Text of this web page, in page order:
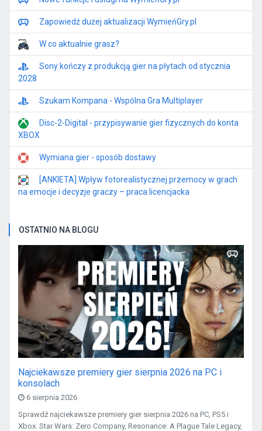
Zapowiedź dużej aktualizacji WymieńGry.pl
W co aktualnie grasz?
Sony kończy z produkcją gier na płytach od stycznia
2028
Szukam Kompana - Wspólna Gra Multiplayer
Disc-2-Digital - przypisywanie gier fizycznych do konta
XBOX
Wymiana gier - sposób dostawy
[ANKIETA] Wpływ fotorealistycznej przemocy w grach
na emocje i decyzje graczy – praca licencjacka
OSTATNIO NA BLOGU
Najciekawsze premiery gier sierpnia 2026 na PC i
konsolach
6 sierpnia 2026
Sprawdź najciekawsze premiery gier sierpnia 2026 na PC, PS5 i
Xbox. Star Wars: Zero Company, Resonance: A Plague Tale Legacy,